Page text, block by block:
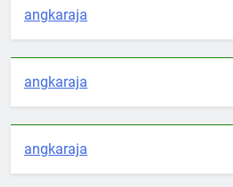
angkaraja
angkaraja
angkaraja